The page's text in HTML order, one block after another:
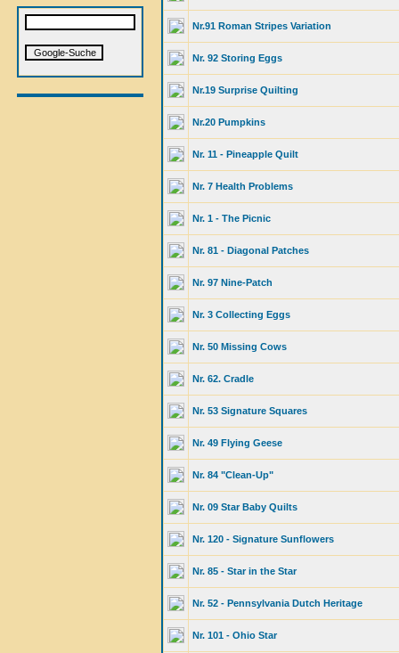
Nr.91 Roman Stripes Variation
Nr. 92 Storing Eggs
Nr.19 Surprise Quilting
Nr.20 Pumpkins
Nr. 11 - Pineapple Quilt
Nr. 7 Health Problems
Nr. 1 - The Picnic
Nr. 81 - Diagonal Patches
Nr. 97 Nine-Patch
Nr. 3 Collecting Eggs
Nr. 50 Missing Cows
Nr. 62. Cradle
Nr. 53 Signature Squares
Nr. 49 Flying Geese
Nr. 84 "Clean-Up"
Nr. 09 Star Baby Quilts
Nr. 120 - Signature Sunflowers
Nr. 85 - Star in the Star
Nr. 52 - Pennsylvania Dutch Heritage
Nr. 101 - Ohio Star